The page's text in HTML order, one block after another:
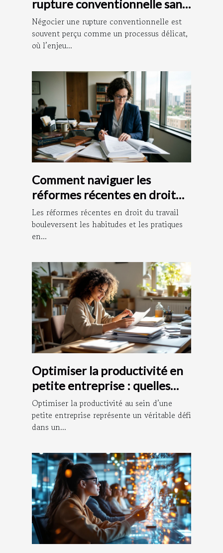
rupture conventionnelle sans
litige
Négocier une rupture conventionnelle est
souvent perçu comme un processus délicat,
où l’enjeu...
Comment naviguer les
réformes récentes en droit
du travail ?
Les réformes récentes en droit du travail
bouleversent les habitudes et les pratiques
en...
Optimiser la productivité en
petite entreprise : quelles
stratégies adopter ?
Optimiser la productivité au sein d’une
petite entreprise représente un véritable défi
dans un...